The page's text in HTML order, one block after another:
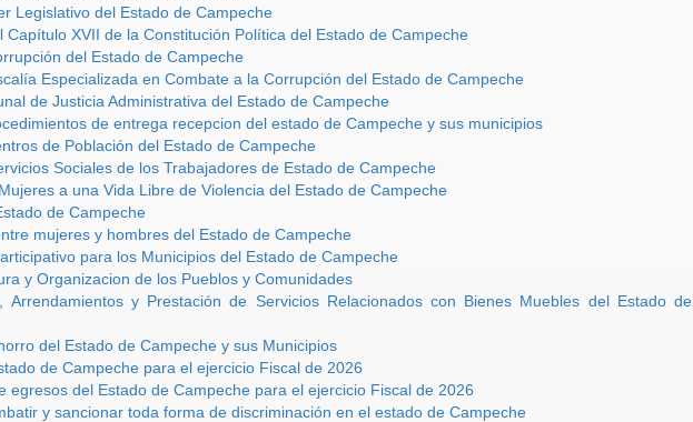
Legislativo del Estado de Campeche
Capítulo XVII de la Constitución Política del Estado de Campeche
del Estado de Campeche
Especializada en Combate a la Corrupción del Estado de Campeche
de Justicia Administrativa del Estado de Campeche
de entrega recepcion del estado de Campeche y sus municipios
de Población del Estado de Campeche
Sociales de los Trabajadores de Estado de Campeche
a una Vida Libre de Violencia del Estado de Campeche
de Campeche
mujeres y hombres del Estado de Campeche
para los Municipios del Estado de Campeche
y Organizacion de los Pueblos y Comunidades
Arrendamientos y Prestación de Servicios Relacionados con Bienes Muebles del Estado de
del Estado de Campeche y sus Municipios
de Campeche para el ejercicio Fiscal de 2026
egresos del Estado de Campeche para el ejercicio Fiscal de 2026
y sancionar toda forma de discriminación en el estado de Campeche